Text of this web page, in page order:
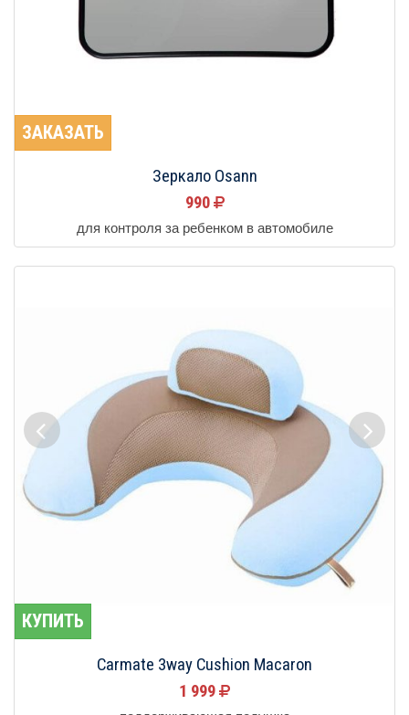
ЗАКАЗАТЬ
Зеркало Osann
990
для контроля за ребенком в автомобиле
КУПИТЬ
Carmate 3way Cushion Macaron
1 999